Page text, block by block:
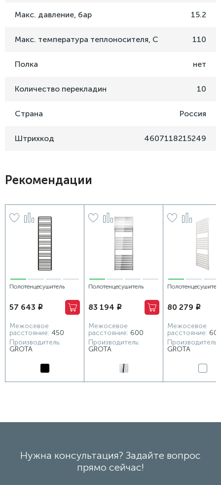
Макс. давление, бар 15.2
Макс. температура теплоносителя, C 110
Полка нет
Количество перекладин 10
Страна Россия
Штрихкод 4607118215249
Рекомендации
Полотенцесушитель
Forte 480x1800 черный
57 643 i
Межосевое
расстояние: 450
Производитель:
GROTA
Полотенцесушитель
630x1800 хром
83 194 i
Межосевое
расстояние: 600
Производитель:
GROTA
630x1800 белый
80 279 i
Межосевое
расстояние:
Производитель:
GROTA
Нужна консультация? Задайте вопрос
прямо сейчас!